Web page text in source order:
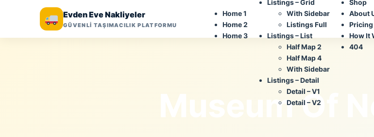
Evden Eve Nakliyeler
GÜVENLİ TAŞIMACILIK PLATFORMU
Home 1
Home 2
Home 3
Listings – Grid
With Sidebar
Listings Full
Listings – List
Half Map 2
Half Map 4
With Sidebar
Listings – Detail
Detail – V1
Detail – V2
Shop
About
Pricing
How It
404
Museum Of